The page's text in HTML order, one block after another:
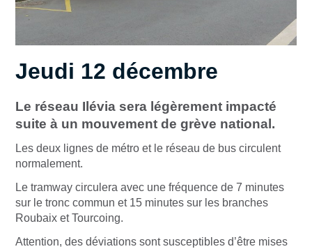
Jeudi 12 décembre
Le réseau Ilévia sera légèrement impacté
suite à un mouvement de grève national.
Les deux lignes de métro et le réseau de bus circulent
normalement.
Le tramway circulera avec une fréquence de 7 minutes
sur le tronc commun et 15 minutes sur les branches
Roubaix et Tourcoing.
Attention, des déviations sont susceptibles d’être mises